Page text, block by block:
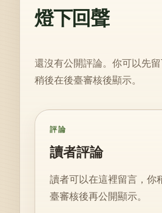
燈下回聲
還沒有公開評論。你可以先留
稍後在後臺審核後顯示。
評論
讀者評論
讀者可以在這裡留言，你
臺審核後再公開顯示。